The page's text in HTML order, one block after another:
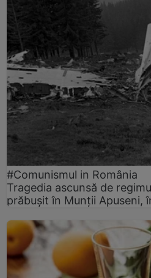
#Comunismul in România
Tragedia ascunsă de
prăbușit în Munții Apuseni,